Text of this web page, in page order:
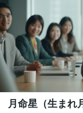
月命星（生まれ